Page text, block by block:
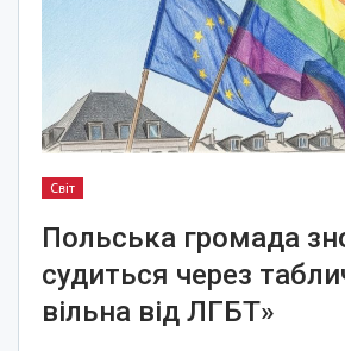
Світ
Польська громада
судиться через
вільна від ЛГБТ»